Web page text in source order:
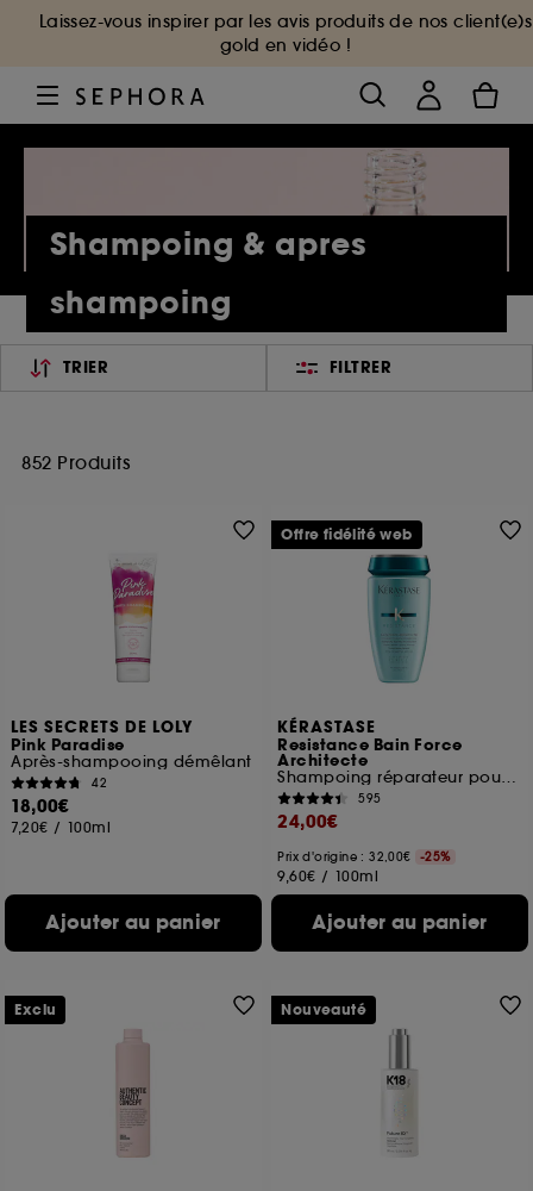
Laissez-vous inspirer par les avis produits de nos client(e)s
gold en vidéo !
Shampoing & apres
shampoing
TRIER FILTRER
852 Produits
LES SECRETS DE LOLY
Pink Paradise
Après-shampooing démêlant
42
18,00€
7,20€ / 100ml
Ajouter au panier
KÉRASTASE
Resistance Bain Force
Architecte
Shampoing réparateur pour cheveux abîmés
595
24,00€
Prix d'origine : 32,00€ -25%
9,60€ / 100ml
Ajouter au panier
Offre fidélité web
Exclu Nouveauté